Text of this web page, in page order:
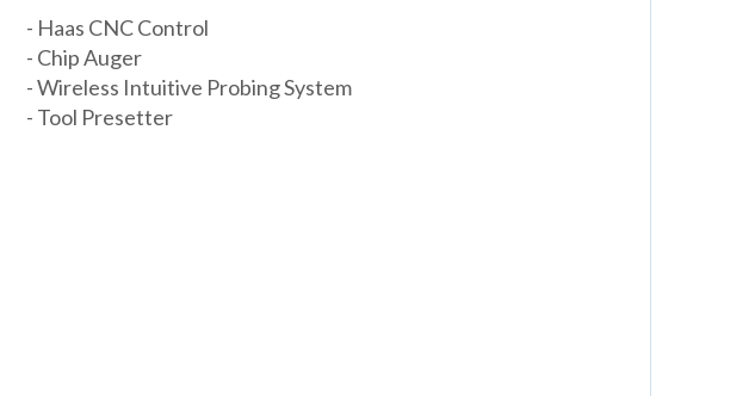
- Haas CNC Control
- Chip Auger
- Wireless Intuitive Probing System
- Tool Presetter